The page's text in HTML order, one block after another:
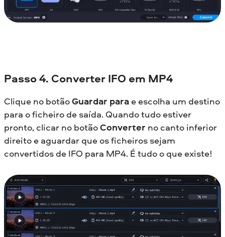
Passo4. Converter IFO em MP4
Clique no botãoGuardar para e escolha um destino
para o ficheiro de saída. Quando tudo estiver
pronto, clicar no botãoConverter no canto inferior
direito e aguardar que os ficheiros sejam
convertidos de IFO para MP4. É tudo o que existe!